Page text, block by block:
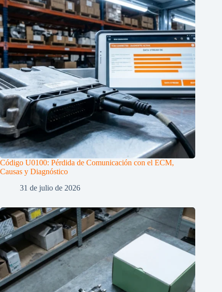
Código U0100: Pérdida de Comunicación con el ECM,
Causas y Diagnóstico
31 de julio de 2026